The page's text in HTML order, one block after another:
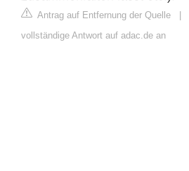
Antrag auf Entfernung der Quelle
vollständige Antwort auf adac.de an